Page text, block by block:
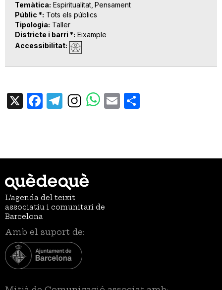
Temàtica Espiritualitat Pensament
Públic * Tots els públics
Tipologia Taller
Districte i barri * Eixample
Accessibilitat
X Facebook
TelegramEmail
L’agenda del teixit
associatiu i comunitari de
Barcelona
Amb el suport de: